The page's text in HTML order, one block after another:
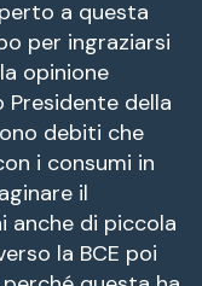
a questa
per ingraziarsi
opinione
della
debiti che
i consumi in
il
anche di piccola
la BCE poi